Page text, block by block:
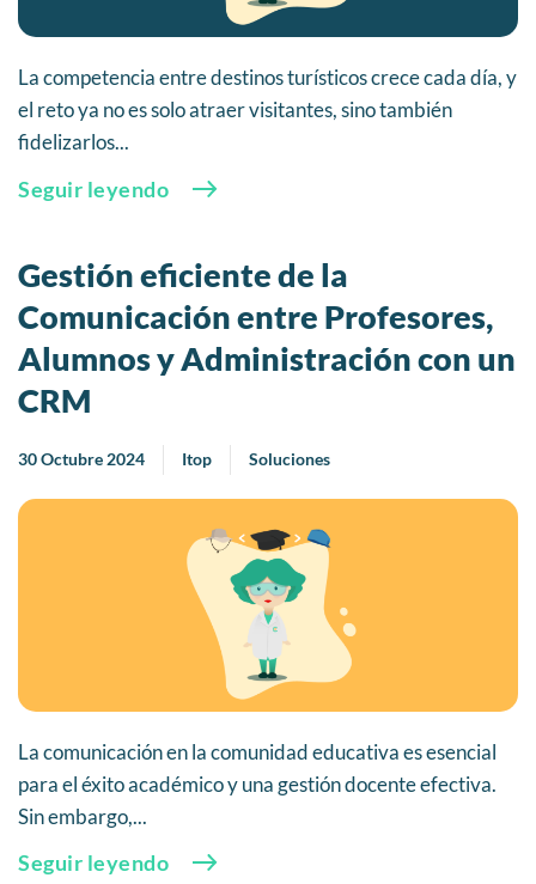
La competencia entre destinos turísticos crece cada día, y
el reto ya no es solo atraer visitantes, sino también
fidelizarlos...
Seguir leyendo
Gestión eficiente de la
Comunicación entre Profesores,
Alumnos y Administración con un
CRM
30 Octubre 2024 Itop Soluciones
La comunicación en la comunidad educativa es esencial
para el éxito académico y una gestión docente efectiva.
Sin embargo,...
Seguir leyendo